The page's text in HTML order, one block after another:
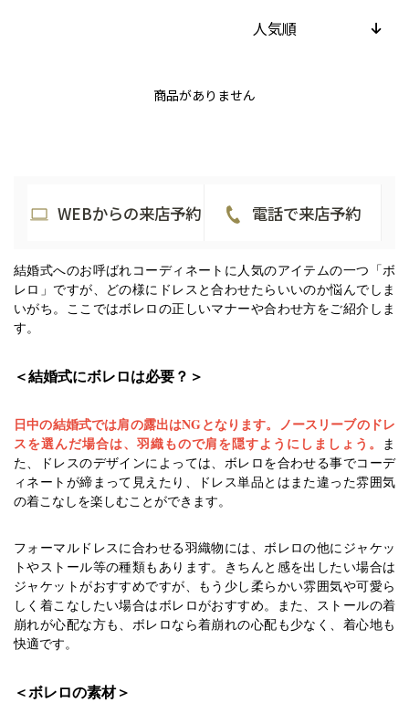
商品がありません
WEBからの来店予約 電話で来店予約
結婚式へのお呼ばれコーディネートに人気のアイテムの一つ「ボ
レロ」ですが、どの様にドレスと合わせたらいいのか悩んでしま
いがち。 ここではボレロの正しいマナーや合わせ方をご紹介しま
す。
＜結婚式にボレロは必要？＞
日中の結婚式では肩の露出はNGとなります。ノースリーブのドレ
スを選んだ場合は、羽織もので肩を隠すようにしましょう。
ま
た、ドレスのデザインによっては、ボレロを合わせる事でコーデ
ィネートが締まって見えたり、ドレス単品とはまた違った雰囲気
の着こなしを楽しむことができます。
フォーマルドレスに合わせる羽織物には、ボレロの他にジャケッ
トやストール等の種類もあります。
きちんと感を出したい場合は
ジャケットがおすすめですが、もう少し柔らかい雰囲気や可愛ら
しく着こなしたい場合はボレロがおすすめ。また、ストールの着
崩れが心配な方も、ボレロなら着崩れの心配も少なく、着心地も
快適です。
＜ボレロの素材＞